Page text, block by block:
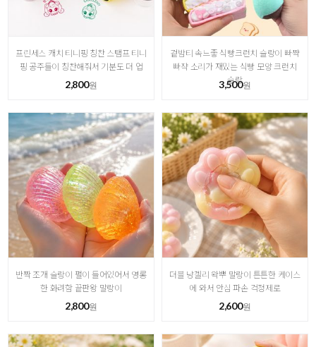
프린세스 캐치 티니핑 칭찬 스탬프 티니
핑 공주들이 칭찬해줘서 기분도 더 업
2,800원
겉밤티 속느좋 식빵크런치 슬랑이 빠쨕
빠쟉 소리가 재밌는 식빵 모양 크런치
슬랑
3,500원
반짝 조개 슬랑이 펄이 들어있어서 영롱
한 화려함 끝판왕 말랑이
2,800원
더블 냥젤리 왁뿌 말랑이 튼튼한 케이스
에 와서 안심 파손 걱정제로
2,600원